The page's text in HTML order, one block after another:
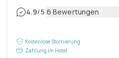
4.9/5|6 Bewertungen
Kostenlose Stornierung
Zahlung im Hotel